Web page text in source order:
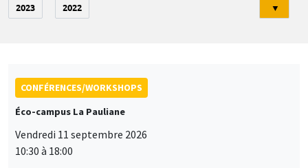
2023 2022 ▼
CONFÉRENCES/WORKSHOPS
Éco-campus La Pauliane
Vendredi 11 septembre 2026
10:30 à 18:00